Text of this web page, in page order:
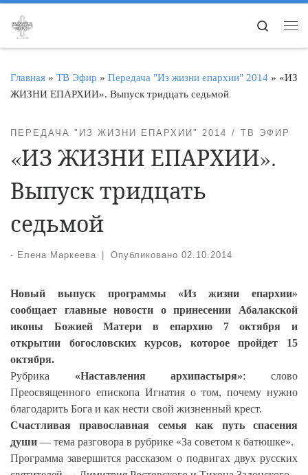
Перейти к содержимому
Search
Главная » ТВ Эфир » Передача "Из жизни епархии" 2014 » «ИЗ
ЖИЗНИ ЕПАРХИИ». Выпуск тридцать седьмой
ПЕРЕДАЧА "ИЗ ЖИЗНИ ЕПАРХИИ" 2014 ТВ ЭФИР
«ИЗ ЖИЗНИ ЕПАРХИИ».
Выпуск тридцать
седьмой
- Елена Маркеева Опубликовано 02.10.2014
Новый выпуск программы «Из жизни епархии»
сообщает главные новости о принесении Абалакской
иконы Божией Матери в епархию 7 октября и
открытии богословских курсов, которое пройдет 15
октября.
Рубрика «Наставления архипастыря»: слово
Преосвященного епископа Игнатия о том, почему нужно
благодарить Бога и как нести свой жизненный крест.
Счастливая православная семья как путь спасения
души — тема разговора в рубрике «За советом к батюшке».
Программа завершится рассказом о подвигах двух русских